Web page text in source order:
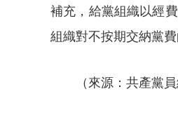
補充，給黨組織以經
組織對不按期交納黨
（來源：共產黨員